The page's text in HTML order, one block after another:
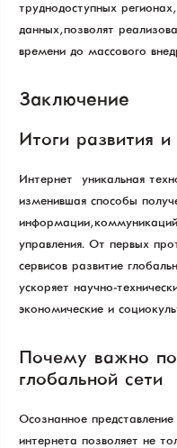
труднодоступных
данных, позволят
времени до массового
Заключение
Итоги развития
Интернет — уникальная
изменившая способы
информации,
управления. От первых
сервисов развитие
ускоряет научно-
экономические и
Почему важно
глобальной сети
Осознанное
интернета позволяет не